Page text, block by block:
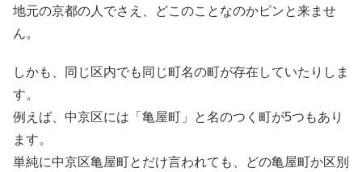
地元の京都の人でさえ、どこのことなのかピンと来ませ
ん。
しかも、同じ区内でも同じ町名の町が存在していたりしま
す。
例えば、中京区には「亀屋町」と名のつく町が5つもあり
ます。
単純に中京区亀屋町とだけ言われても、どの亀屋町か区別